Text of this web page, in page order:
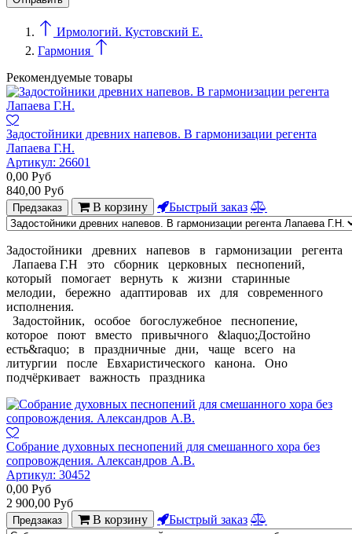
Ирмологий. Кустовский Е.
Гармония
Рекомендуемые товары
Задостойники древних напевов. В гармонизации регента
Лапаева Г.Н.
Артикул: 26601
0,00 Руб
840,00 Руб
Предзаказ В корзину Быстрый заказ
Задостойники древних напевов в гармонизации регента
Лапаева Г.Н это сборник церковных песнопений,
который помогает вернуть к жизни старинные
мелодии, бережно адаптировав их для современного
исполнения.
Задостойник, особое богослужебное песнопение,
которое поют вместо привычного &laquo;Достойно
есть&raquo; в праздничные дни, чаще всего на
литургии после Евхаристического канона. Оно
подчёркивает важность праздника
Собрание духовных песнопений для смешанного хора без
сопровождения. Александров А.В.
Артикул: 30452
0,00 Руб
2 900,00 Руб
Предзаказ В корзину Быстрый заказ